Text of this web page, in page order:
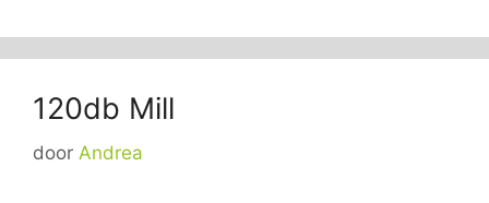
120db Mill
door Andrea